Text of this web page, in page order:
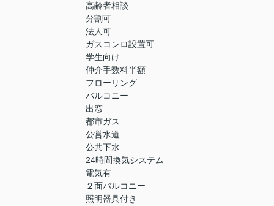
高齢者相談
分割可
法人可
ガスコンロ設置可
学生向け
仲介手数料半額
フローリング
バルコニー
出窓
都市ガス
公営水道
公共下水
24時間換気システム
電気有
２面バルコニー
照明器具付き